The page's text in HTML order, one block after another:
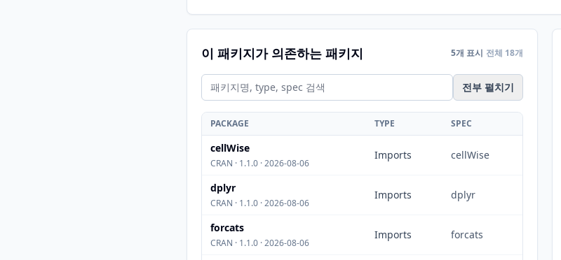
이 패키지가 의존하는 패키지 5개 표시 전체 18개
전부 펼치기
PACKAGE TYPE SPEC
cellWise
CRAN · 1.1.0 · 2026-08-06
Imports cellWise
dplyr
CRAN · 1.1.0 · 2026-08-06
Imports dplyr
forcats
CRAN · 1.1.0 · 2026-08-06
Imports forcats